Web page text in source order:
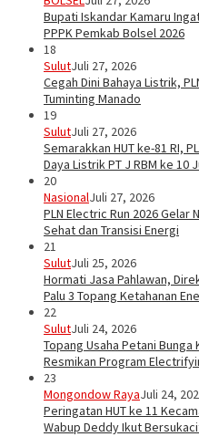
Bupati Iskandar Kamaru
PPPK Pemkab Bolsel 2026
18
SulutJuli 27, 2026
Cegah Dini Bahaya Listrik,
Tuminting Manado
19
SulutJuli 27, 2026
Semarakkan HUT ke-81 RI,
Daya Listrik PT J RBM ke 10
20
NasionalJuli 27, 2026
PLN Electric Run 2026
Sehat dan Transisi Energi
21
SulutJuli 25, 2026
Hormati Jasa Pahlawan,
Palu 3 Topang Ketahanan
22
SulutJuli 24, 2026
Topang Usaha Petani Bunga
Resmikan Program
23
Mongondow RayaJuli 24,
Peringatan HUT ke 11
Wabup Deddy Ikut